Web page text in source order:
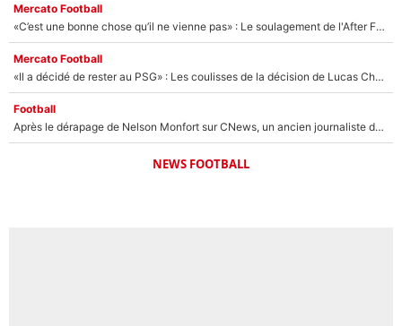
Mercato Football
«C’est une bonne chose qu’il ne vienne pas» : Le soulagement de l'After Foot après le transfert avorté de Yan Diomandé au PSG
Mercato Football
«Il a décidé de rester au PSG» : Les coulisses de la décision de Lucas Chevalier pour son transfert
Football
Après le dérapage de Nelson Monfort sur CNews, un ancien journaliste de France Télévisions relance la polémique sur les incendies en Gironde
NEWS FOOTBALL